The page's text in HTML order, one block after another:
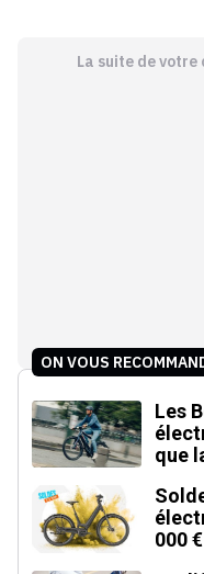
La suite de
ON VOUS
Les
que
000